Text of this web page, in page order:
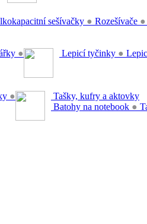
sešívačky ● Rozešívače ●
● Lepicí tyčinky ●
●
Tašky, kufry a aktovky
Batohy na notebook ●